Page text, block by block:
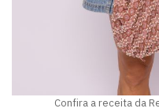
Confira a receita da